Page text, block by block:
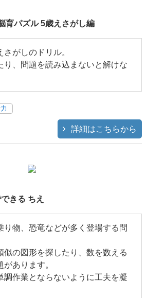
育パズル 5歳えさがし編
がしのドリル。
り、問題を読み込まないと解けな
詳細はこちらから
きる ちえ
り物、恐竜などが多く登場する問
似の図形を探したり、数を数える
あります。
調作業とならないように工夫を凝